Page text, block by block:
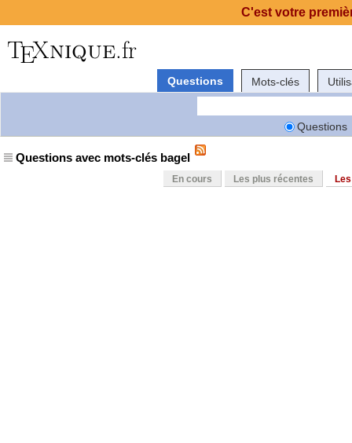
Questions Mots-clés
Questions
Questions avec mots-clés bagel
En cours Les plus récentes
C'est votre